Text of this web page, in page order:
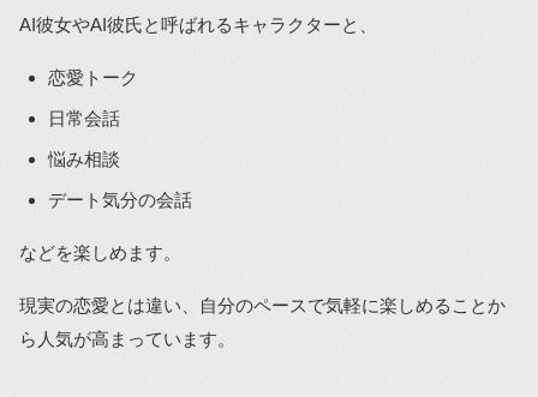
AI彼女やAI彼氏と呼ばれるキャラクターと、
恋愛トーク
日常会話
悩み相談
デート気分の会話
などを楽しめます。
現実の恋愛とは違い、自分のペースで気軽に楽しめることか
ら人気が高まっています。